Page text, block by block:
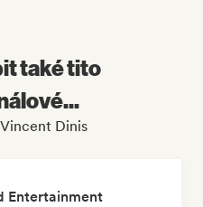
také tito
Dinis
Entertainment